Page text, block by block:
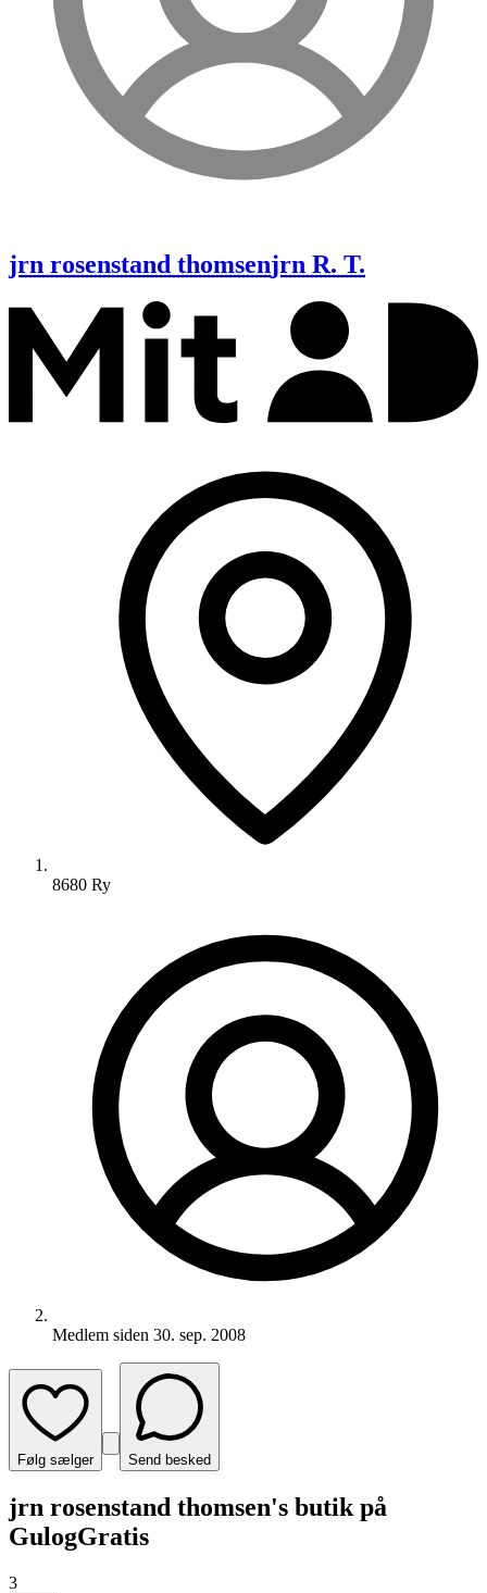
jrn rosenstand thomsenjrn R. T.
8680 Ry
Medlem siden 30. sep. 2008
Følg sælger Send besked
jrn rosenstand thomsen's butik på
GulogGratis
3